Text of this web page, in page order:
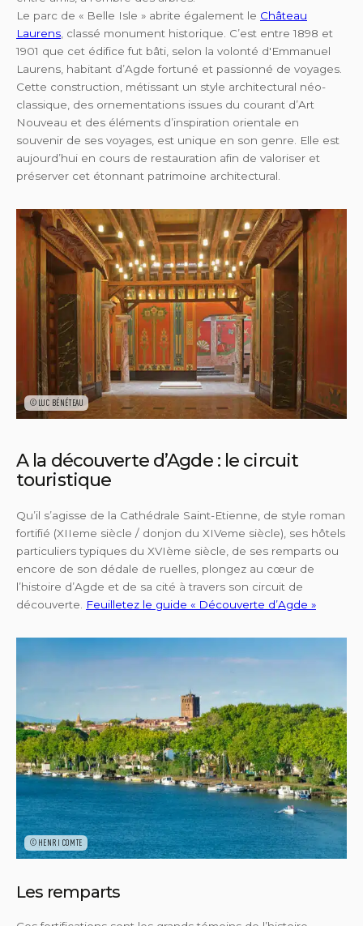
Le parc de « Belle Isle » abrite également le Château
Laurens , classé monument historique. C’est entre 1898 et
1901 que cet édifice fut bâti, selon la volonté d'Emmanuel
Laurens, habitant d’Agde fortuné et passionné de voyages.
Cette construction, métissant un style architectural néo-
classique, des ornementations issues du courant d’Art
Nouveau et des éléments d’inspiration orientale en
souvenir de ses voyages, est unique en son genre. Elle est
aujourd’hui en cours de restauration afin de valoriser et
préserver cet étonnant patrimoine architectural.
©LUC BÉNÉTEAU
A la découverte d’Agde : le circuit
touristique
Qu’il s’agisse de la Cathédrale Saint-Etienne, de style roman
fortifié (XIIeme siècle / donjon du XIVeme siècle), ses hôtels
particuliers typiques du XVIème siècle, de ses remparts ou
encore de son dédale de ruelles, plongez au cœur de
l’histoire d’Agde et de sa cité à travers son circuit de
découverte.
Feuilletez le guide « Découverte d’Agde »
©HENRI COMTE
Les remparts